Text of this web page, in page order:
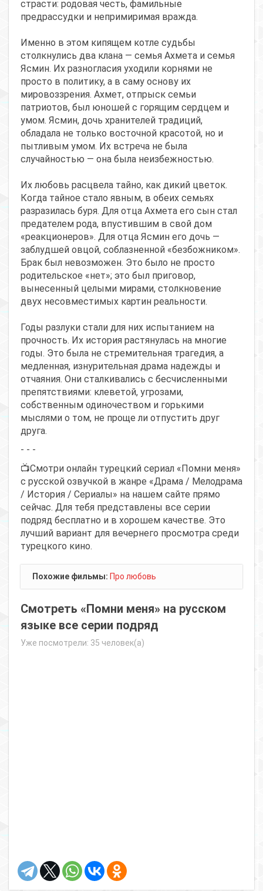
страсти: родовая честь, фамильные
предрассудки и непримиримая вражда.
Именно в этом кипящем котле судьбы
столкнулись два клана — семья Ахмета и семья
Ясмин. Их разногласия уходили корнями не
просто в политику, а в саму основу их
мировоззрения. Ахмет, отпрыск семьи
патриотов, был юношей с горящим сердцем и
умом. Ясмин, дочь хранителей традиций,
обладала не только восточной красотой, но и
пытливым умом. Их встреча не была
случайностью — она была неизбежностью.
Их любовь расцвела тайно, как дикий цветок.
Когда тайное стало явным, в обеих семьях
разразилась буря. Для отца Ахмета его сын стал
предателем рода, впустившим в свой дом
«реакционеров». Для отца Ясмин его дочь —
заблудшей овцой, соблазненной «безбожником».
Брак был невозможен. Это было не просто
родительское «нет»; это был приговор,
вынесенный целыми мирами, столкновение
двух несовместимых картин реальности.
Годы разлуки стали для них испытанием на
прочность. Их история растянулась на многие
годы. Это была не стремительная трагедия, а
медленная, изнурительная драма надежды и
отчаяния. Они сталкивались с бесчисленными
препятствиями: клеветой, угрозами,
собственным одиночеством и горькими
мыслями о том, не проще ли отпустить друг
друга.
- - -
📺Смотри онлайн турецкий сериал «Помни меня»
с русской озвучкой в жанре «Драма / Мелодрама
/ История / Сериалы» на нашем сайте прямо
сейчас. Для тебя представлены все серии
подряд бесплатно и в хорошем качестве. Это
лучший вариант для вечернего просмотра среди
турецкого кино.
Похожие фильмы: Про любовь
Смотреть «Помни меня» на русском
языке все серии подряд
Уже посмотрели: 35 человек(а)